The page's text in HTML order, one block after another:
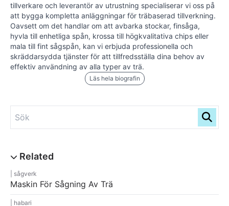
tillverkare och leverantör av utrustning specialiserar vi oss på
att bygga kompletta anläggningar för träbaserad tillverkning.
Oavsett om det handlar om att avbarka stockar, finsåga,
hyvla till enhetliga spån, krossa till högkvalitativa chips eller
mala till fint sågspån, kan vi erbjuda professionella och
skräddarsydda tjänster för att tillfredsställa dina behov av
effektiv användning av alla typer av trä.
Läs hela biografin
sågverk
Maskin För Sågning Av Trä
habari